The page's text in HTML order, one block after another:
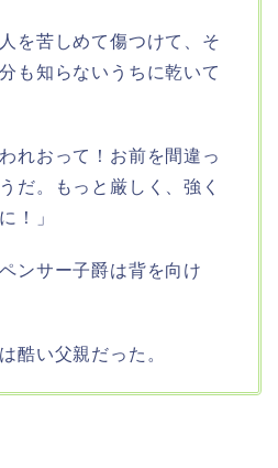
を苦しめて傷つけて、そ
も知らないうちに乾いて
れおって！お前を間違っ
だ。もっと厳しく、強く
！」
ンサー子爵は背を向け
酷い父親だった。